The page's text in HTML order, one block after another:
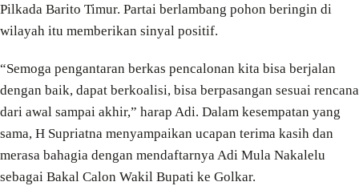
Pilkada Barito Timur. Partai berlambang pohon beringin di
wilayah itu memberikan sinyal positif.
“Semoga pengantaran berkas pencalonan kita bisa berjalan
dengan baik, dapat berkoalisi, bisa berpasangan sesuai rencana
dari awal sampai akhir,” harap Adi. Dalam kesempatan yang
sama, H Supriatna menyampaikan ucapan terima kasih dan
merasa bahagia dengan mendaftarnya Adi Mula Nakalelu
sebagai Bakal Calon Wakil Bupati ke Golkar.